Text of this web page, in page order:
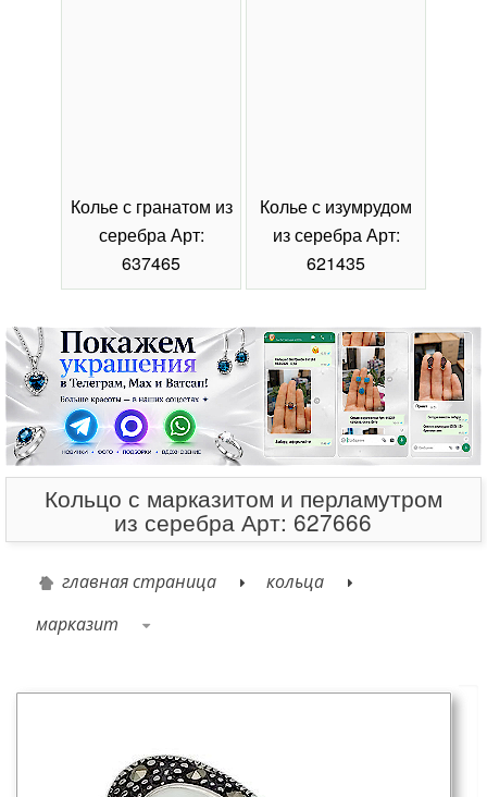
Колье с гранатом из
серебра Арт:
637465
Колье с изумрудом
из серебра Арт:
621435
Кольцо с марказитом и перламутром
из серебра Арт: 627666
главная страница
кольца
марказит